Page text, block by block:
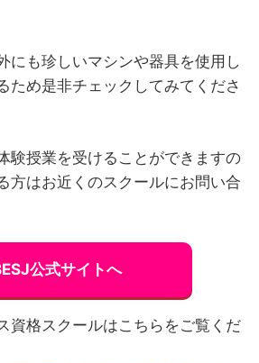
にも珍しいマシンや器具を使用し
ため是非チェックしてみてくださ
験授業を受けることができますの
方はお近くのスクールにお問い合
公式サイトへ
資格スクールはこちらをご覧くだ